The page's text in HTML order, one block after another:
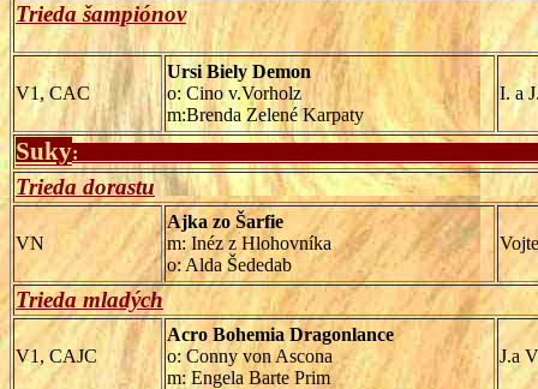
Trieda šampiónov
V1, CAC
Ursi Biely Demon
o: Cino v.Vorholz
m:Brenda Zelené Karpaty
I. a
Suky:
Trieda dorastu
VN
Ajka zo Šarfie
m: Inéz z Hlohovníka
o: Alda Šededab
Trieda mladých
V1, CAJC
Acro Bohemia Dragonlance
o: Conny von Ascona
m: Engela Barte Prim
J.a